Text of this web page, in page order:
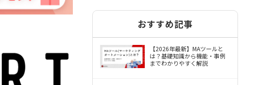
BowNow（バウナウ）使用許諾約款
おすすめ記事
【2026年最新】MAツールと
は？基礎知識から機能・事例
までわかりやすく解説